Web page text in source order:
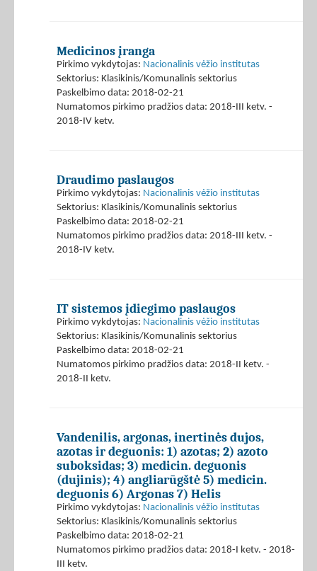
Medicinos įranga
Pirkimo vykdytojas: Nacionalinis vėžio institutas
Sektorius: Klasikinis/Komunalinis sektorius
Paskelbimo data: 2018-02-21
Numatomos pirkimo pradžios data: 2018-III ketv. -
2018-IV ketv.
Draudimo paslaugos
Pirkimo vykdytojas: Nacionalinis vėžio institutas
Sektorius: Klasikinis/Komunalinis sektorius
Paskelbimo data: 2018-02-21
Numatomos pirkimo pradžios data: 2018-III ketv. -
2018-IV ketv.
IT sistemos įdiegimo paslaugos
Pirkimo vykdytojas: Nacionalinis vėžio institutas
Sektorius: Klasikinis/Komunalinis sektorius
Paskelbimo data: 2018-02-21
Numatomos pirkimo pradžios data: 2018-II ketv. -
2018-II ketv.
Vandenilis, argonas, inertinės dujos,
azotas ir deguonis: 1) azotas; 2) azoto
suboksidas; 3) medicin. deguonis
(dujinis); 4) angliarūgštė 5) medicin.
deguonis 6) Argonas 7) Helis
Pirkimo vykdytojas: Nacionalinis vėžio institutas
Sektorius: Klasikinis/Komunalinis sektorius
Paskelbimo data: 2018-02-21
Numatomos pirkimo pradžios data: 2018-I ketv. - 2018-
III ketv.